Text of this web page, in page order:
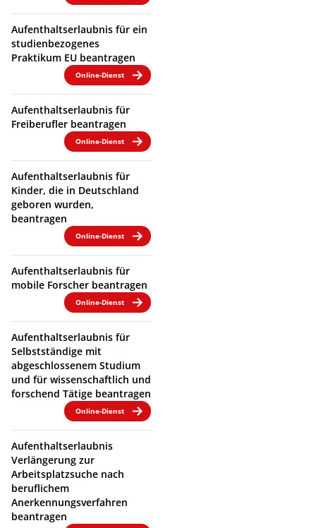
Aufenthaltserlaubnis für ein
studienbezogenes
Praktikum EU beantragen
Online-Dienst
Aufenthaltserlaubnis für
Freiberufler beantragen
Online-Dienst
Aufenthaltserlaubnis für
Kinder, die in Deutschland
geboren wurden,
beantragen
Online-Dienst
Aufenthaltserlaubnis für
mobile Forscher beantragen
Online-Dienst
Aufenthaltserlaubnis für
Selbstständige mit
abgeschlossenem Studium
und für wissenschaftlich und
forschend Tätige beantragen
Online-Dienst
Aufenthaltserlaubnis
Verlängerung zur
Arbeitsplatzsuche nach
beruflichem
Anerkennungsverfahren
beantragen